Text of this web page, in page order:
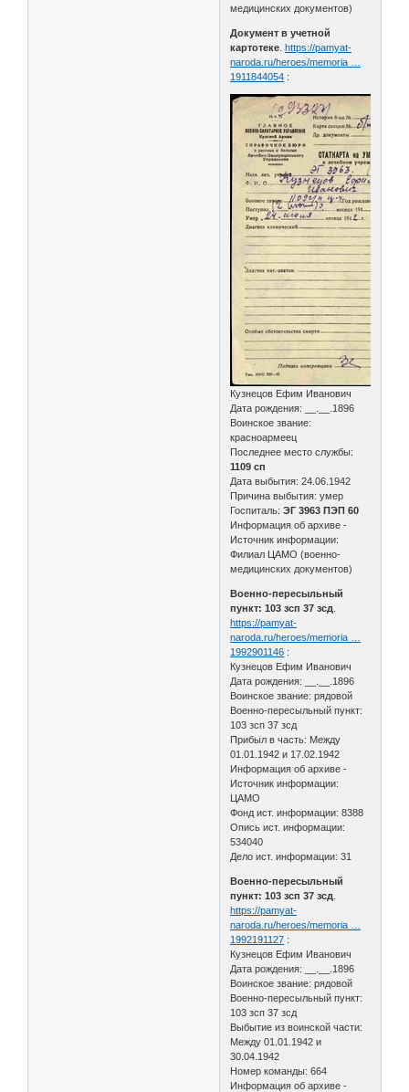
медицинских документов)
Документ в учетной
картотеке .https://pamyat-
naroda.ru/heroes/memoria …
1911844054 :
Кузнецов Ефим Иванович
Дата рождения: __.__.1896
Воинское звание:
красноармеец
Последнее место службы:
1109 сп
Дата выбытия: 24.06.1942
Причина выбытия: умер
Госпиталь:ЭГ 3963 ПЭП 60
Информация об архиве -
Источник информации:
Филиал ЦАМО (военно-
медицинских документов)
Военно-пересыльный
пункт: 103 зсп 37 зсд
https://pamyat-
naroda.ru/heroes/memoria …
1992901146 :
Кузнецов Ефим Иванович
Дата рождения: __.__.1896
Воинское звание: рядовой
Военно-пересыльный пункт:
103 зсп 37 зсд
Прибыл в часть: Между
01.01.1942 и 17.02.1942
Информация об архиве -
Источник информации:
ЦАМО
Фонд ист. информации: 8388
Опись ист. информации:
534040
Дело ист. информации: 31
Военно-пересыльный
пункт: 103 зсп 37 зсд
https://pamyat-
naroda.ru/heroes/memoria …
1992191127 :
Кузнецов Ефим Иванович
Дата рождения: __.__.1896
Воинское звание: рядовой
Военно-пересыльный пункт:
103 зсп 37 зсд
Выбытие из воинской части:
Между 01.01.1942 и
30.04.1942
Номер команды: 664
Информация об архиве -